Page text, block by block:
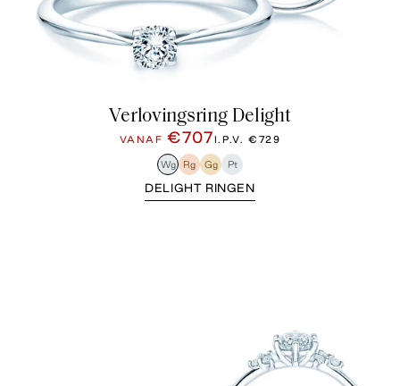
Verlovingsring Delight
VANAF€707 I.P.V. €729
Wg Rg Gg Pt
DELIGHT RINGEN